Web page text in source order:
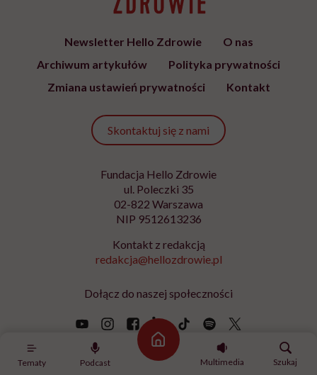
Tematy Podcast
Strona główna
Multimedia
Szukaj
Newsletter Hello Zdrowie
O nas
Archiwum artykułów
Polityka prywatności
Zmiana ustawień prywatności
Kontakt
Skontaktuj się z nami
Fundacja Hello Zdrowie
ul. Poleczki 35
02-822 Warszawa
NIP 9512613236
Kontakt z redakcją
redakcja@hellozdrowie.pl
Dołącz do naszej społeczności
Właścicielem serwisu jest Fundacja należąca